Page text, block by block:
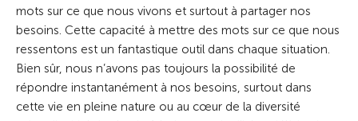
mots sur ce que nous vivons et surtout à partager nos
besoins. Cette capacité à mettre des mots sur ce que nous
ressentons est un fantastique outil dans chaque situation.
Bien sûr, nous n’avons pas toujours la possibilité de
répondre instantanément à nos besoins, surtout dans
cette vie en pleine nature ou au cœur de la diversité